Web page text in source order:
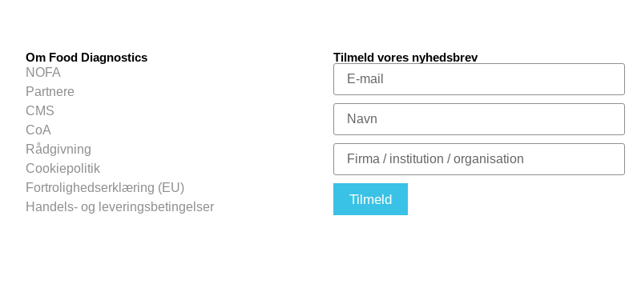
Om Food Diagnostics
NOFA
Partnere
CMS
CoA
Rådgivning
Cookiepolitik
Fortrolighedserklæring (EU)
Handels- og leveringsbetingelser
Tilmeld vores nyhedsbrev
Tilmeld